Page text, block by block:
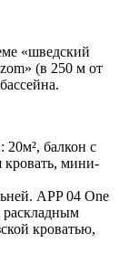
«шведский
(в 250 м от
20м², балкон с
кровать, мини-
APP 04 One
раскладным
кроватью,